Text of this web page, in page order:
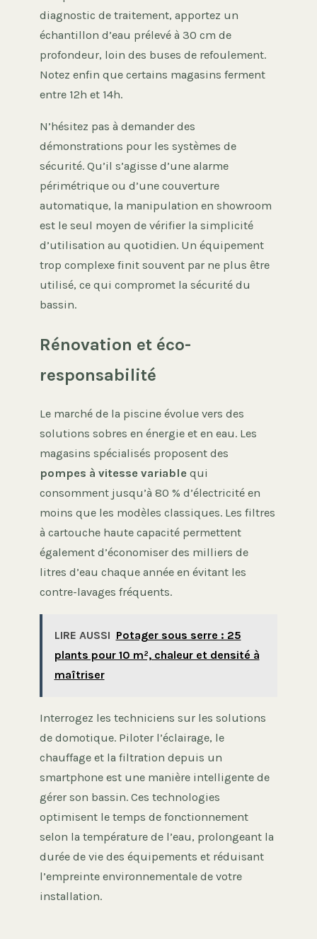
diagnostic de traitement, apportez un
échantillon d’eau prélevé à 30 cm de
profondeur, loin des buses de refoulement.
Notez enfin que certains magasins ferment
entre 12h et 14h.
N’hésitez pas à demander des
démonstrations pour les systèmes de
sécurité. Qu’il s’agisse d’une alarme
périmétrique ou d’une couverture
automatique, la manipulation en showroom
est le seul moyen de vérifier la simplicité
d’utilisation au quotidien. Un équipement
trop complexe finit souvent par ne plus être
utilisé, ce qui compromet la sécurité du
bassin.
Rénovation et éco-
responsabilité
Le marché de la piscine évolue vers des
solutions sobres en énergie et en eau. Les
magasins spécialisés proposent des
pompes à vitesse variable qui
consomment jusqu’à 80 % d’électricité en
moins que les modèles classiques. Les filtres
à cartouche haute capacité permettent
également d’économiser des milliers de
litres d’eau chaque année en évitant les
contre-lavages fréquents.
LIRE AUSSI Potager sous serre : 25
plants pour 10 m², chaleur et densité à
maîtriser
Interrogez les techniciens sur les solutions
de domotique. Piloter l’éclairage, le
chauffage et la filtration depuis un
smartphone est une manière intelligente de
gérer son bassin. Ces technologies
optimisent le temps de fonctionnement
selon la température de l’eau, prolongeant la
durée de vie des équipements et réduisant
l’empreinte environnementale de votre
installation.